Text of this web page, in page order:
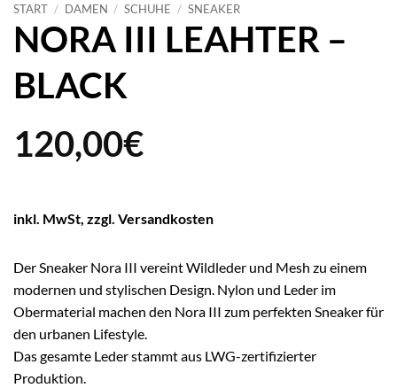
START / DAMEN / SCHUHE / SNEAKER
NORA III LEAHTER –
BLACK
120,00€
inkl. MwSt, zzgl. Versandkosten
Der Sneaker Nora III vereint Wildleder und Mesh zu einem
modernen und stylischen Design. Nylon und Leder im
Obermaterial machen den Nora III zum perfekten Sneaker für
den urbanen Lifestyle.
Das gesamte Leder stammt aus LWG-zertifizierter
Produktion.